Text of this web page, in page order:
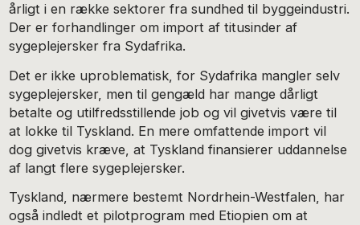
årligt i en række sektorer fra sundhed til byggeindustri.
Der er forhandlinger om import af titusinder af
sygeplejersker fra Sydafrika.
Det er ikke uproblematisk, for Sydafrika mangler selv
sygeplejersker, men til gengæld har mange dårligt
betalte og utilfredsstillende job og vil givetvis være til
at lokke til Tyskland. En mere omfattende import vil
dog givetvis kræve, at Tyskland finansierer uddannelse
af langt flere sygeplejersker.
Tyskland, nærmere bestemt Nordrhein-Westfalen, har
også indledt et pilotprogram med Etiopien om at